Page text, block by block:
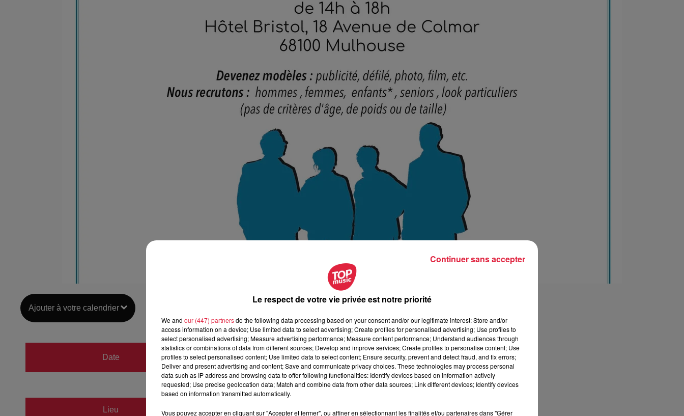
Ajouter à votre calendrier
Date
du13 janvier 2019 à 0h00
au13 janvier 2019 à 0h00
Lieu hotel Bristol
Le respect de votre vie privée est notre priorité
We and our (447) partnersdo the following data processing based on your consent and/or our legitimate interest: Store and/or
access information on a device; Use limited data to select advertising; Create profiles for personalised advertising; Use profiles to
select personalised advertising; Measure advertising performance; Measure content performance; Understand audiences through
statistics or combinations of data from different sources; Develop and improve services; Create profiles to personalise content; Use
profiles to select personalised content; Use limited data to select content; Ensure security, prevent and detect fraud, and fix errors;
Deliver and present advertising and content; Save and communicate privacy choices. These technologies may process personal
data such as IP address and browsing data to offer following functionalities: Identify devices based on information actively
requested; Use precise geolocation data; Match and combine data from other data sources; Link different devices; Identify devices
based on information transmitted automatically.
Vous pouvez accepter en cliquant sur "Accepter et fermer", ou affiner en sélectionnant les finalités et/ou partenaires dans "Gérer
Continuer sans accepter